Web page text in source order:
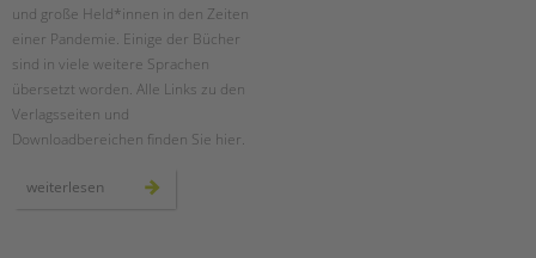
und große Held*innen in den Zeiten
einer Pandemie. Einige der Bücher
sind in viele weitere Sprachen
übersetzt worden. Alle Links zu den
Verlagsseiten und
Downloadbereichen finden Sie hier.
weiterlesen kostenlose
bücher/ebooks